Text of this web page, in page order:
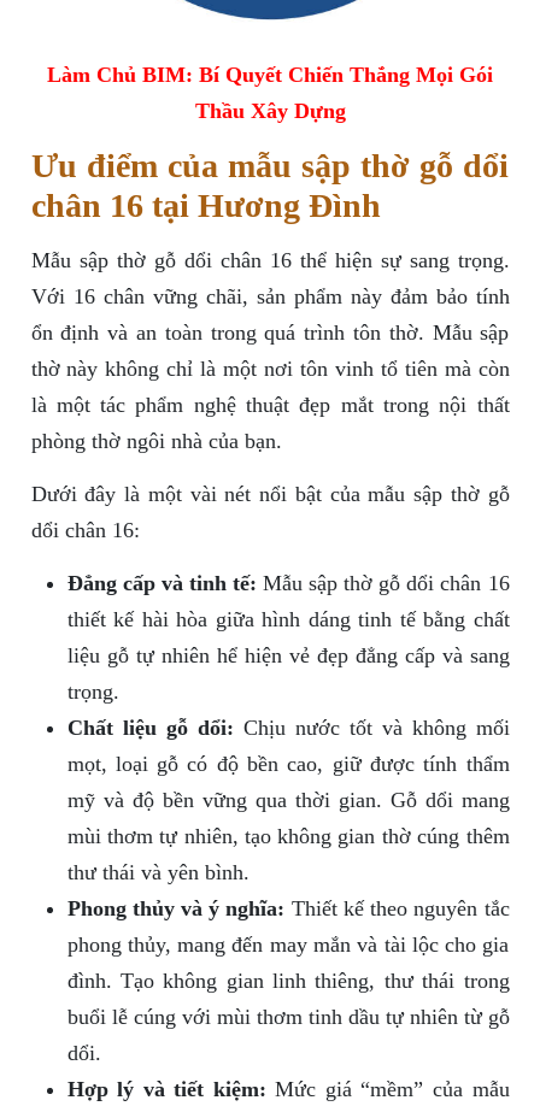
Làm Chủ BIM: Bí Quyết Chiến Thắng Mọi Gói
Thầu Xây Dựng
Ưu điểm của mẫu sập thờ gỗ dổi
chân 16 tại Hương Đình
Mẫu sập thờ gỗ dổi chân 16 thể hiện sự sang trọng.
Với 16 chân vững chãi, sản phẩm này đảm bảo tính
ổn định và an toàn trong quá trình tôn thờ. Mẫu sập
thờ này không chỉ là một nơi tôn vinh tổ tiên mà còn
là một tác phẩm nghệ thuật đẹp mắt trong nội thất
phòng thờ ngôi nhà của bạn.
Dưới đây là một vài nét nổi bật của mẫu sập thờ gỗ
dổi chân 16:
Đẳng cấp và tinh tế: Mẫu sập thờ gỗ dổi chân 16
thiết kế hài hòa giữa hình dáng tinh tế bằng chất
liệu gỗ tự nhiên hể hiện vẻ đẹp đẳng cấp và sang
trọng.
Chất liệu gỗ dổi: Chịu nước tốt và không mối
mọt, loại gỗ có độ bền cao, giữ được tính thẩm
mỹ và độ bền vững qua thời gian. Gỗ dổi mang
mùi thơm tự nhiên, tạo không gian thờ cúng thêm
thư thái và yên bình.
Phong thủy và ý nghĩa: Thiết kế theo nguyên tắc
phong thủy, mang đến may mắn và tài lộc cho gia
đình. Tạo không gian linh thiêng, thư thái trong
buổi lễ cúng với mùi thơm tinh dầu tự nhiên từ gỗ
dổi.
Hợp lý và tiết kiệm: Mức giá “mềm” của mẫu